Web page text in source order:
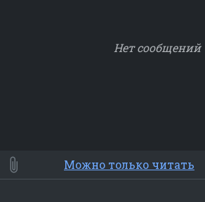
Нет сообщений
⭐ Мои Smile
Смайлики
Люди Животные Еда
Можно только читать